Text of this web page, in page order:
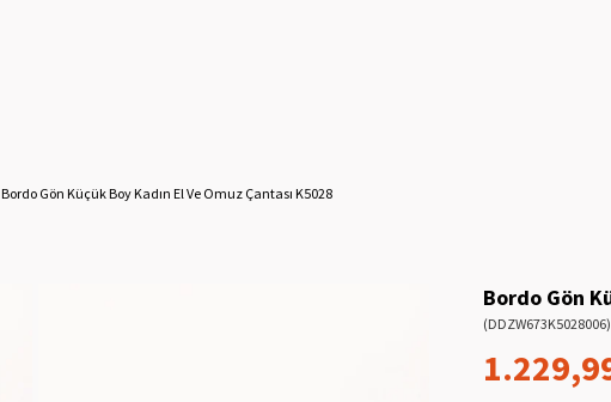
Bordo Gön Küçük Boy Kadın El Ve Omuz Çantası K5028
Bordo Gön
(DDZW673K5028006)